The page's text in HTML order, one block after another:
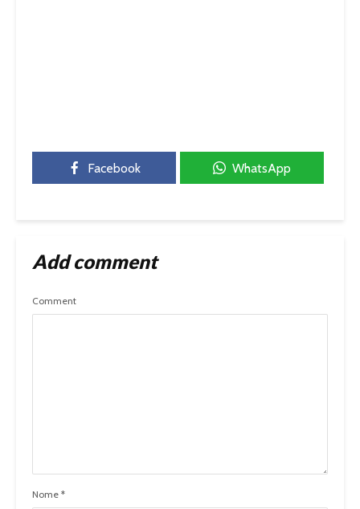
Facebook WhatsApp
Add comment
Comment
Nome *